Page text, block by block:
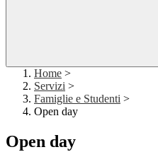
Home >
Servizi >
Famiglie e Studenti >
Open day
Open day